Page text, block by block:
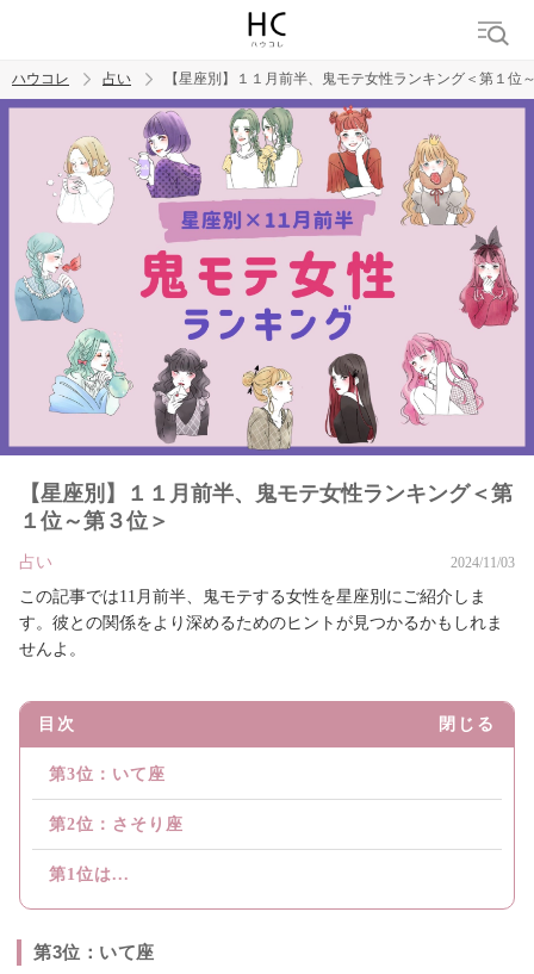
トレンド ワード
ハウコレ 占い 【星座別】１１月前半、鬼モテ女性ランキング＜第１位
【星座別】１１月前半、鬼モテ女性ランキング＜第
１位～第３位＞
占い 2024/11/03
この記事では11月前半、鬼モテする女性を星座別にご紹介しま
す。彼との関係をより深めるためのヒントが見つかるかもしれま
せんよ。
目次 閉じる
第3位：いて座
第2位：さそり座
第1位は...
第3位：いて座